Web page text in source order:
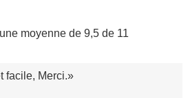
moyenne de 9,5 de 11
facile, Merci.